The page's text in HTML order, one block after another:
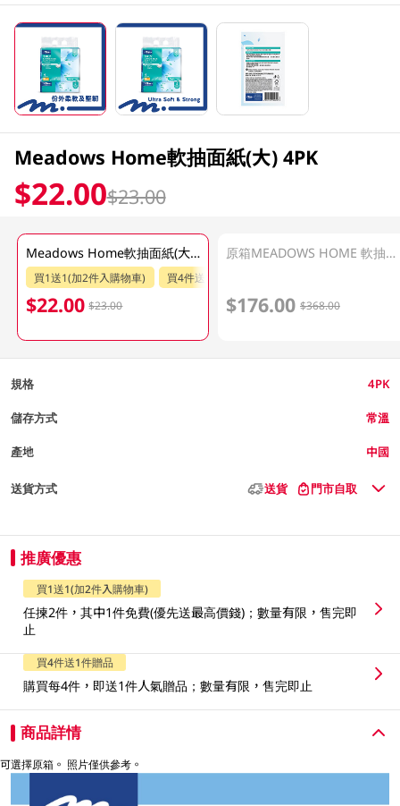
Meadows Home軟抽面紙(大) 4PK
$22.00$23.00
Meadows Home軟抽面紙(大) 4PK
買1送1(加2件入購物車) 買4件送1件贈品
$22.00 $23.00
原箱MEADOWS HOME 軟抽面紙大 16 X 4 PK
$176.00 $368.00
規格 4PK
儲存方式 常溫
產地 中國
送貨方式 送貨 門市自取
推廣優惠
買1送1(加2件入購物車)
任揀2件，其中1件免費(優先送最高價錢)；數量有限，售完即
止
買4件送1件贈品
購買每4件，即送1件人氣贈品；數量有限，售完即止
商品詳情
可選擇原箱。 照片僅供參考。